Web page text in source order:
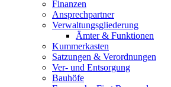
Finanzen
Ansprechpartner
Verwaltungsgliederung
Ämter & Funktionen
Kummerkasten
Satzungen & Verordnungen
Ver- und Entsorgung
Bauhöfe